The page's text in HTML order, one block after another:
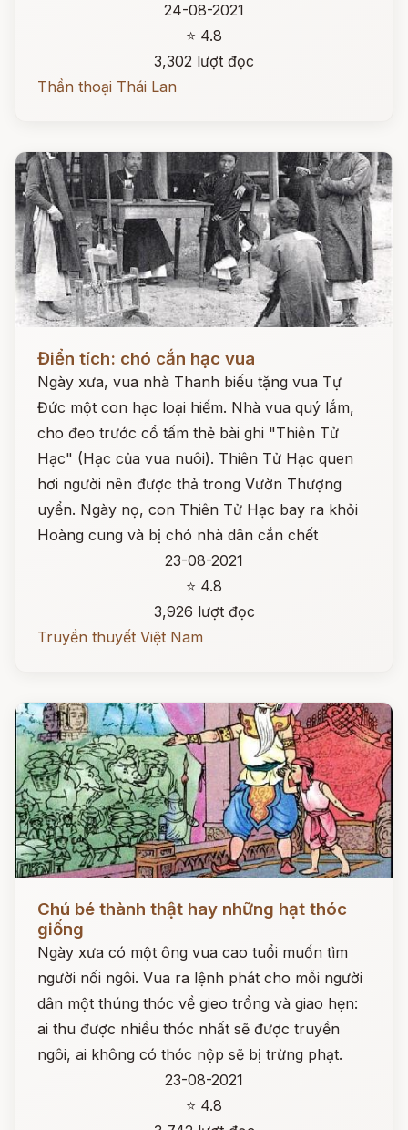
24-08-2021
⭐ 4.8
3,302 lượt đọc
Thần thoại Thái Lan
Đọc ngay
Điển tích: chó cắn hạc vua
Ngày xưa, vua nhà Thanh biếu tặng vua Tự
Đức một con hạc loại hiếm. Nhà vua quý lắm,
cho đeo trước cổ tấm thẻ bài ghi "Thiên Tử
Hạc" (Hạc của vua nuôi). Thiên Tử Hạc quen
hơi người nên được thả trong Vườn Thượng
uyển. Ngày nọ, con Thiên Tử Hạc bay ra khỏi
Hoàng cung và bị chó nhà dân cắn chết
23-08-2021
⭐ 4.8
3,926 lượt đọc
Truyền thuyết Việt Nam
Chú bé thành thật hay những hạt thóc
giống
Ngày xưa có một ông vua cao tuổi muốn tìm
người nối ngôi. Vua ra lệnh phát cho mỗi người
dân một thúng thóc về gieo trồng và giao hẹn:
ai thu được nhiều thóc nhất sẽ được truyền
ngôi, ai không có thóc nộp sẽ bị trừng phạt.
23-08-2021
⭐ 4.8